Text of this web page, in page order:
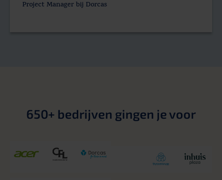
Project Manager bij Dorcas
650+ bedrijven gingen je voor